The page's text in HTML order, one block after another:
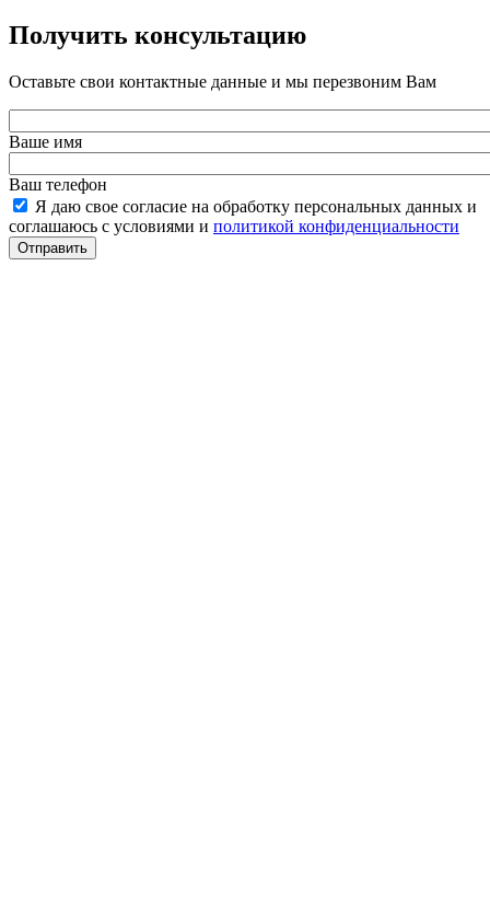
Получить консультацию
Оставьте свои контактные данные и мы перезвоним Вам
Ваше имя
Ваш телефон
Я даю свое согласие на обработку персональных данных и
соглашаюсь с условиями и политикой конфиденциальности
Отправить